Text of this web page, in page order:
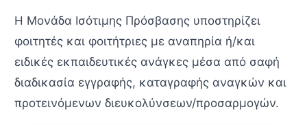
Η Μονάδα Ισότιμης Πρόσβασης υποστηρίζει
φοιτητές και φοιτήτριες με αναπηρία ή/και
ειδικές εκπαιδευτικές ανάγκες μέσα από σαφή
διαδικασία εγγραφής, καταγραφής αναγκών και
προτεινόμενων διευκολύνσεων/προσαρμογών.